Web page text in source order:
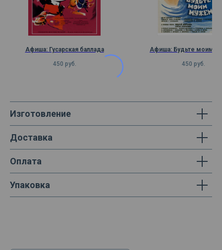
Афиша: Гусарская баллада
450 руб.
Афиша: Будьте моим
450 руб.
Изготовление
Доставка
Оплата
Упаковка